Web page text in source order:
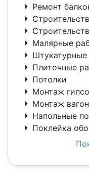
Ремонт
Малярные
Штукатурные
Плиточные
Потолки
Монтаж
Монтаж
Напольные
Поклейка